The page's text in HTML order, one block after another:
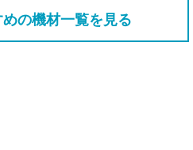
の機材一覧を見る